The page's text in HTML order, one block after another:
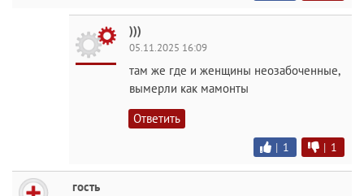
)))
05.11.2025 16:09
там же где и женщины неозабоченные,
вымерли как мамонты
Ответить
| 1 | 1
гость